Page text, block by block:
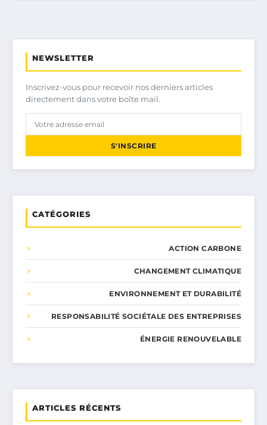
NEWSLETTER
Inscrivez-vous pour recevoir nos derniers articles
directement dans votre boîte mail.
S'INSCRIRE
CATÉGORIES
ACTION CARBONE
CHANGEMENT CLIMATIQUE
ENVIRONNEMENT ET DURABILITÉ
RESPONSABILITÉ SOCIÉTALE DES ENTREPRISES
ÉNERGIE RENOUVELABLE
ARTICLES RÉCENTS